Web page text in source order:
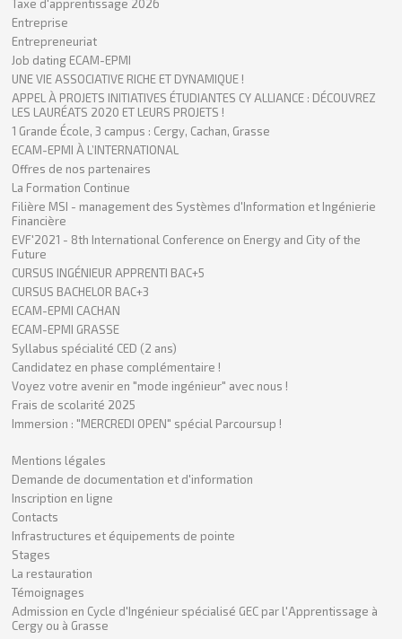
Taxe d'apprentissage 2026
Entreprise
Entrepreneuriat
Job dating ECAM-EPMI
UNE VIE ASSOCIATIVE RICHE ET DYNAMIQUE !
APPEL À PROJETS INITIATIVES ÉTUDIANTES CY ALLIANCE : DÉCOUVREZ
LES LAURÉATS 2020 ET LEURS PROJETS !
1 Grande École, 3 campus : Cergy, Cachan, Grasse
ECAM-EPMI À L’INTERNATIONAL
Offres de nos partenaires
La Formation Continue
Filière MSI - management des Systèmes d'Information et Ingénierie
Financière
EVF'2021 - 8th International Conference on Energy and City of the
Future
CURSUS INGÉNIEUR APPRENTI BAC+5
CURSUS BACHELOR BAC+3
ECAM-EPMI CACHAN
ECAM-EPMI GRASSE
Syllabus spécialité CED (2 ans)
Candidatez en phase complémentaire !
Voyez votre avenir en "mode ingénieur" avec nous !
Frais de scolarité 2025
Immersion : "MERCREDI OPEN" spécial Parcoursup !
Mentions légales
Demande de documentation et d'information
Inscription en ligne
Contacts
Infrastructures et équipements de pointe
Stages
La restauration
Témoignages
Admission en Cycle d'Ingénieur spécialisé GEC par l'Apprentissage à
Cergy ou à Grasse